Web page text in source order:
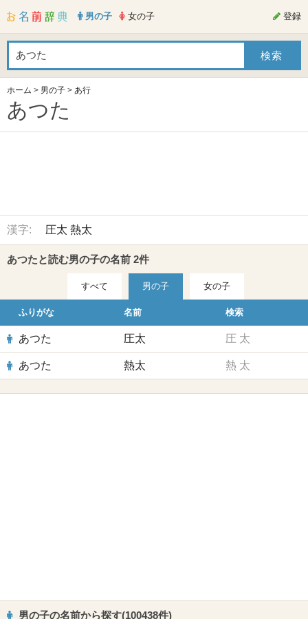
男の子 女の子 登録
ホーム > 男の子 > あ行
あつた
漢字: 圧太 熱太
あつたと読む男の子の名前 2件
すべて 男の子 女の子
ふりがな 名前 検索
あつた 圧太 圧 太
あつた 熱太 熱 太
男の子の名前から探す(100438件)